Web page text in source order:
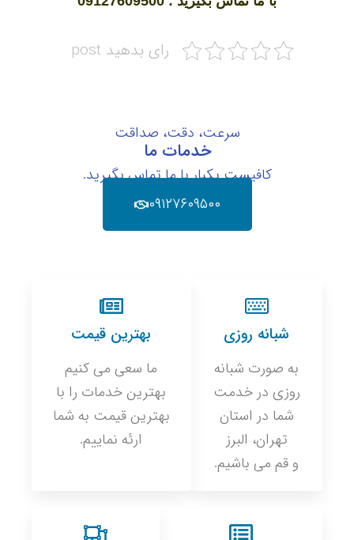
رای بدهید post
سرعت، دقت، صداقت
خدمات ما
کافیست یکبار با ما تماس بگیرید.
۰۹۱۲۷۶۰۹۵۰۰
شبانه روزی
به صورت شبانه
روزی در خدمت
شما در استان
تهران، البرز
و قم می باشیم.
بهترین قیمت
ما سعی می کنیم
بهترین خدمات را با
بهترین قیمت به شما
ارئه نماییم.